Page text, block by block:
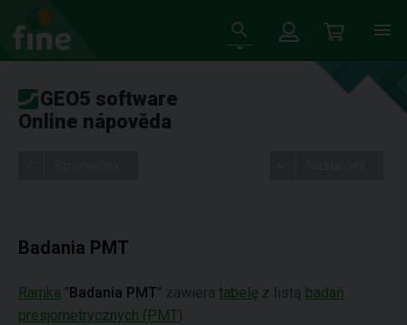
GEO5 software
Online nápověda
Badania PMT
Ramka "Badania PMT" zawiera tabelę z listą badań
presjometrycznych (PMT)